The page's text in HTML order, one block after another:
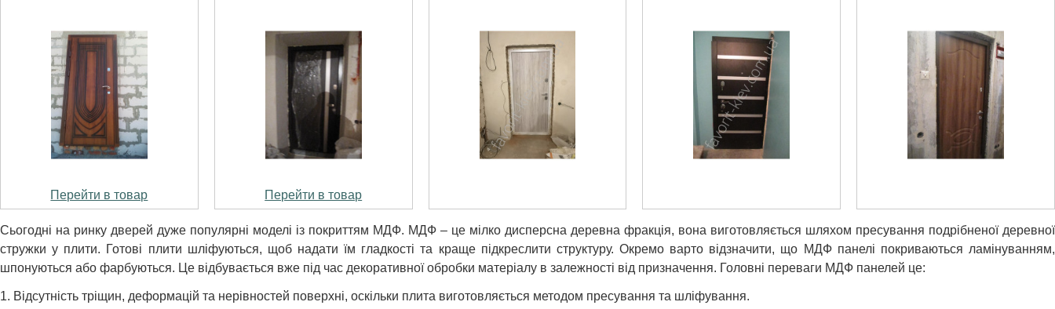
Перейти в товар Перейти в товар
Сьогодні на ринку дверей дуже популярні моделі із покриттям МДФ. МДФ – це мілко дисперсна деревна фракція, вона виготовляється шляхом пресування подрібненої деревної
стружки у плити. Готові плити шліфуються, щоб надати їм гладкості та краще підкреслити структуру. Окремо варто відзначити, що МДФ панелі покриваються ламінуванням,
шпонуються або фарбуються. Це відбувається вже під час декоративної обробки матеріалу в залежності від призначення. Головні переваги МДФ панелей це:
Відсутність тріщин, деформацій та нерівностей поверхні, оскільки плита виготовляється методом пресування та шліфування.